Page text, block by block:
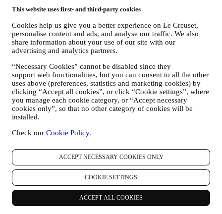
This website uses first- and third-party cookies
Cookies help us give you a better experience on Le Creuset,
personalise content and ads, and analyse our traffic. We also
share information about your use of our site with our
advertising and analytics partners.
“Necessary Cookies” cannot be disabled since they
support web functionalities, but you can consent to all the other
uses above (preferences, statistics and marketing cookies) by
clicking “Accept all cookies”, or click “Cookie settings”, where
you manage each cookie category, or “Accept necessary
cookies only”, so that no other category of cookies will be
installed.
Check our Cookie Policy.
ACCEPT NECESSARY COOKIES ONLY
COOKIE SETTINGS
ACCEPT ALL COOKIES
tracciamento come i “cookie” e tecnologie simili (compresi i
pixel di tracciamento nelle e-mail), al fine di migliorare i nostri
servizi e annunci o per i nostri scopi di analisi statistica. Nella
maggior parte dei casi non saremo in grado di identificarvi
tramite le suddette informazioni. Per informazioni sulla
Politica sui cookie.
iv. vostri feedback, richieste, reclami, domande o interazioni
con noi (ad esempio i vostri messaggi, chat, post di social
media, email o telefonate).
I dati personali che raccogliamo da voi quando utilizzate il Sito o
che ci conferite in altro modo vengono protetti come indicato nel
paragrafo h di seguito.
Il titolare del trattamento dei dati dei servizi di e-commerce offerti
tramite il Sito è Le Creuset Italia di Le Creuset con sede legale
presso Milano, Viale Tunisia 38.
Se acconsenti a ricevere le nostre comunicazioni marketing entrerai
a far parte del database consumatori del Gruppo Le Creuset che è
gestito, in qualità di contitolari del trattamento, da Le Creuset Italia